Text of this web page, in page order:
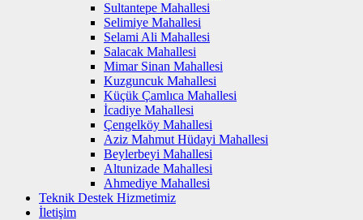
Sultantepe Mahallesi
Selimiye Mahallesi
Selami Ali Mahallesi
Salacak Mahallesi
Mimar Sinan Mahallesi
Kuzguncuk Mahallesi
Küçük Çamlıca Mahallesi
İcadiye Mahallesi
Çengelköy Mahallesi
Aziz Mahmut Hüdayi Mahallesi
Beylerbeyi Mahallesi
Altunizade Mahallesi
Ahmediye Mahallesi
Teknik Destek Hizmetimiz
İletişim